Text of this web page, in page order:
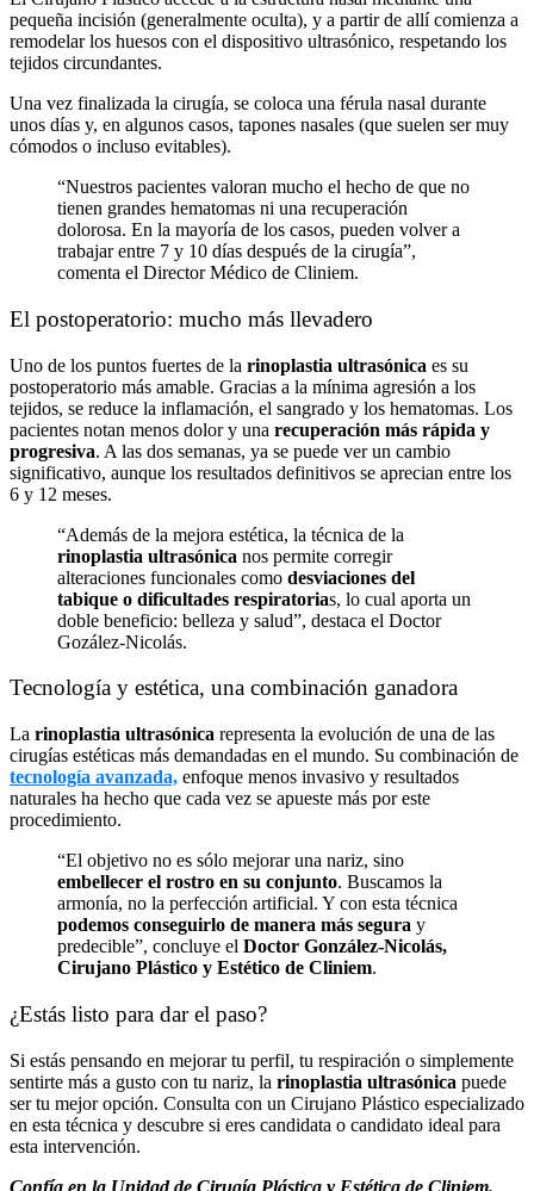
pequeña incisión (generalmente oculta), y a partir de allí comienza a
remodelar los huesos con el dispositivo ultrasónico, respetando los
tejidos circundantes.
Una vez finalizada la cirugía, se coloca una férula nasal durante
unos días y, en algunos casos, tapones nasales (que suelen ser muy
cómodos o incluso evitables).
“Nuestros pacientes valoran mucho el hecho de que no
tienen grandes hematomas ni una recuperación
dolorosa. En la mayoría de los casos, pueden volver a
trabajar entre 7 y 10 días después de la cirugía”,
comenta el Director Médico de Cliniem.
El postoperatorio: mucho más llevadero
Uno de los puntos fuertes de la rinoplastia ultrasónica es su
postoperatorio más amable. Gracias a la mínima agresión a los
tejidos, se reduce la inflamación, el sangrado y los hematomas. Los
pacientes notan menos dolor y una recuperación más rápida y
progresiva. A las dos semanas, ya se puede ver un cambio
significativo, aunque los resultados definitivos se aprecian entre los
6 y 12 meses.
“Además de la mejora estética, la técnica de la
rinoplastia ultrasónica nos permite corregir
alteraciones funcionales como desviaciones del
tabique o dificultades respiratorias, lo cual aporta un
doble beneficio: belleza y salud”, destaca el Doctor
Gozález-Nicolás.
Tecnología y estética, una combinación ganadora
La rinoplastia ultrasónica representa la evolución de una de las
cirugías estéticas más demandadas en el mundo. Su combinación de
tecnología avanzada, enfoque menos invasivo y resultados
naturales ha hecho que cada vez se apueste más por este
procedimiento.
“El objetivo no es sólo mejorar una nariz, sino
embellecer el rostro en su conjunto. Buscamos la
armonía, no la perfección artificial. Y con esta técnica
podemos conseguirlo de manera más segura y
predecible”, concluye el Doctor González-Nicolás,
Cirujano Plástico y Estético de Cliniem.
¿Estás listo para dar el paso?
Si estás pensando en mejorar tu perfil, tu respiración o simplemente
sentirte más a gusto con tu nariz, la rinoplastia ultrasónica puede
ser tu mejor opción. Consulta con un Cirujano Plástico especializado
en esta técnica y descubre si eres candidata o candidato ideal para
esta intervención.
Confía en la Unidad de Cirugía Plástica y Estética de Cliniem.